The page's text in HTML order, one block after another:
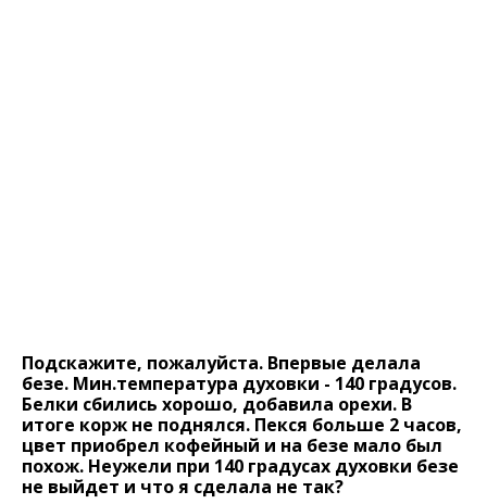
Подскажите, пожалуйста. Впервые делала
безе. Мин.температура духовки - 140 градусов.
Белки сбились хорошо, добавила орехи. В
итоге корж не поднялся. Пекся больше 2 часов,
цвет приобрел кофейный и на безе мало был
похож. Неужели при 140 градусах духовки безе
не выйдет и что я сделала не так?